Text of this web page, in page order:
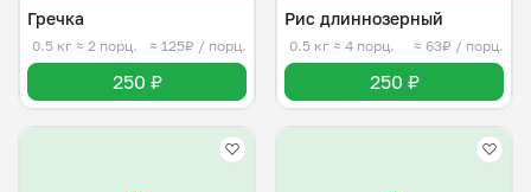
Гречка
0.5 кг ≈ 2 порц. ≈ 125₽ / порц.
250 ₽
Рис длиннозерный
0.5 кг ≈ 4 порц. ≈ 63₽ / порц.
250 ₽